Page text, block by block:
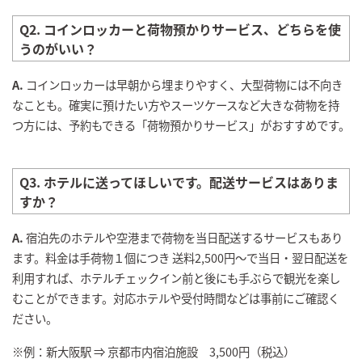
Q2. コインロッカーと荷物預かりサービス、どちらを使
うのがいい？
A. コインロッカーは早朝から埋まりやすく、大型荷物には不向き
なことも。確実に預けたい方やスーツケースなど大きな荷物を持
つ方には、予約もできる「荷物預かりサービス」がおすすめです。
Q3. ホテルに送ってほしいです。配送サービスはありま
すか？
A.宿泊先のホテルや空港まで荷物を当日配送するサービスもあり
ます。料金は手荷物１個につき 送料2,500円～で当日・翌日配送を
利用すれば、ホテルチェックイン前と後にも手ぶらで観光を楽し
むことができます。対応ホテルや受付時間などは事前にご確認く
ださい。
※例：新大阪駅 ⇒ 京都市内宿泊施設 3,500円（税込）